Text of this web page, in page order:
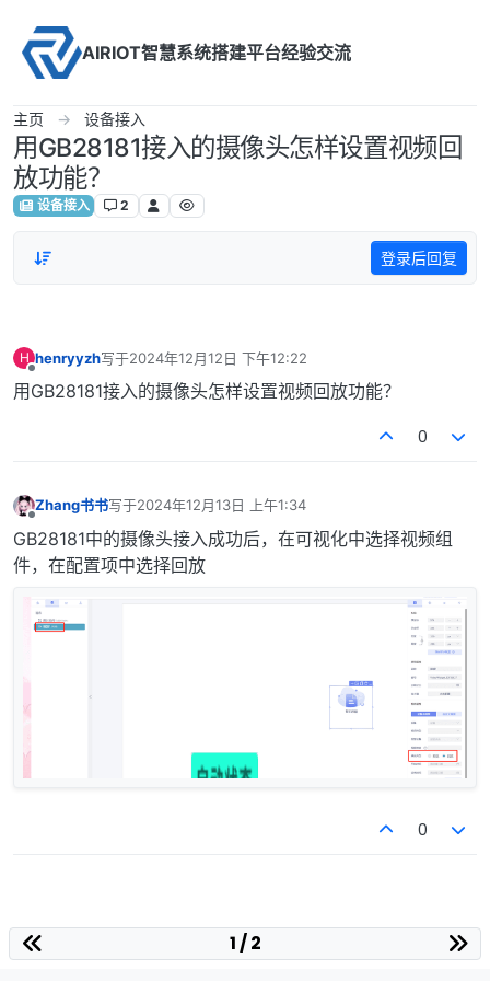
AIRIOT智慧系统搭建平台经验交流
主页 设备接入
用GB28181接入的摄像头怎样设置视频回
放功能？
设备接入 2
登录后回复
H henryyzh写于2024年12月12日 下午12:22
最后由 编辑
用GB28181接入的摄像头怎样设置视频回放功能？
0
Zhang书书写于2024年12月13日 上午1:34
最后由 编辑
GB28181中的摄像头接入成功后，在可视化中选择视频组
件，在配置项中选择回放
0
1 / 2